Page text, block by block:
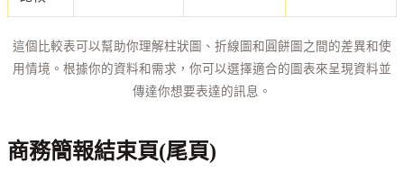
這個比較表可以幫助你理解柱狀圖、折線圖和圓餅圖之間的差異和使
用情境。根據你的資料和需求，你可以選擇適合的圖表來呈現資料並
傳達你想要表達的訊息。
商務簡報結束頁(尾頁)